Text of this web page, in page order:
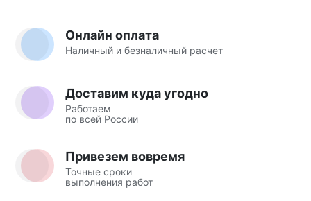
Онлайн оплата
Наличный и безналичный расчет
Доставим куда угодно
Работаем
по всей России
Привезем вовремя
Точные сроки
выполнения работ